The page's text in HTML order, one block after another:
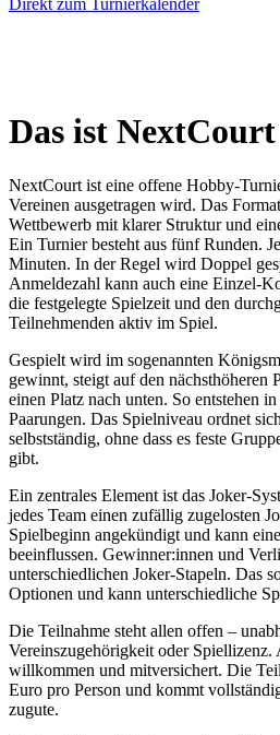
Das ist NextCourt
NextCourt ist eine offene Hobby-
Vereinen ausgetragen wird. Das
Wettbewerb mit klarer Struktur und
Ein Turnier besteht aus fünf Runden.
Minuten. In der Regel wird Doppel
Anmeldezahl kann auch eine Einzel-
die festgelegte Spielzeit und den
Teilnehmenden aktiv im Spiel.
Gespielt wird im sogenannten
gewinnt, steigt auf den nächsthöheren
einen Platz nach unten. So entstehen
Paarungen. Das Spielniveau ordnet
selbstständig, ohne dass es feste
gibt.
Ein zentrales Element ist das Joker-
jedes Team einen zufällig zugelosten
Spielbeginn angekündigt und kann
beeinflussen. Gewinner:innen und
unterschiedlichen Joker-Stapeln. Das
Optionen und kann unterschiedliche
Die Teilnahme steht allen offen –
Vereinszugehörigkeit oder
willkommen und mitversichert. Die
Euro pro Person und kommt
zugute.